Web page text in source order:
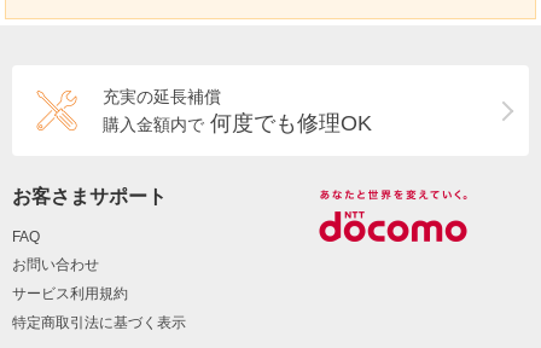
充実の延長補償
購入金額内で 何度でも修理OK
お客さまサポート
FAQ
お問い合わせ
サービス利用規約
特定商取引法に基づく表示